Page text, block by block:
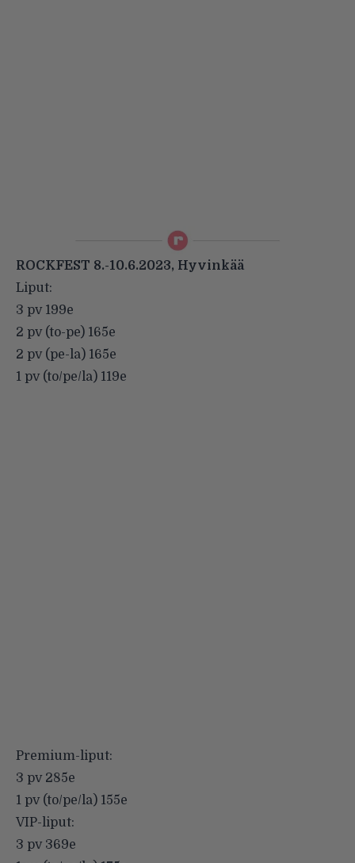
ROCKFEST 8.-10.6.2023, Hyvinkää
Liput:
3 pv 199e
2 pv (to-pe) 165e
2 pv (pe-la) 165e
1 pv (to/pe/la) 119e
Premium-liput:
3 pv 285e
1 pv (to/pe/la) 155e
VIP-liput:
3 pv 369e